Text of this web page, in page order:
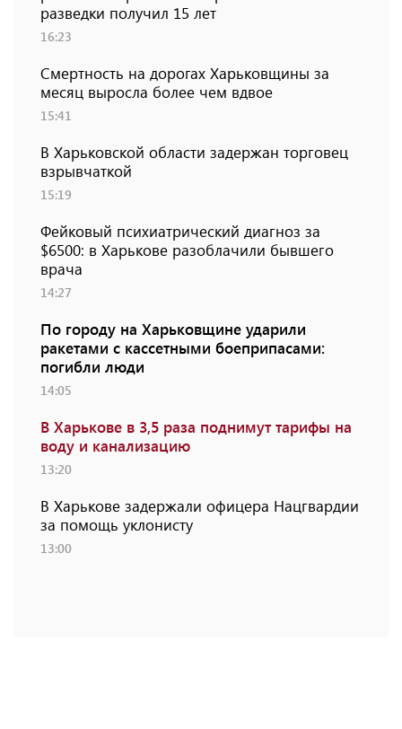
разведки получил 15 лет
16:23
Смертность на дорогах Харьковщины за
месяц выросла более чем вдвое
15:41
В Харьковской области задержан торговец
взрывчаткой
15:19
Фейковый психиатрический диагноз за
$6500: в Харькове разоблачили бывшего
врача
14:27
По городу на Харьковщине ударили
ракетами с кассетными боеприпасами:
погибли люди
14:05
В Харькове в 3,5 раза поднимут тарифы на
воду и канализацию
13:20
В Харькове задержали офицера Нацгвардии
за помощь уклонисту
13:00